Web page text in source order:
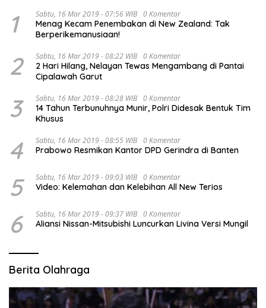
1 Sabtu, 16 Mar 2019 - 07:56 WIB 0 Komentar
Menag Kecam Penembakan di New Zealand: Tak
Berperikemanusiaan!
2 Sabtu, 16 Mar 2019 - 08:22 WIB 0 Komentar
2 Hari Hilang, Nelayan Tewas Mengambang di Pantai
Cipalawah Garut
3 Sabtu, 16 Mar 2019 - 08:28 WIB 0 Komentar
14 Tahun Terbunuhnya Munir, Polri Didesak Bentuk Tim
Khusus
4 Sabtu, 16 Mar 2019 - 08:55 WIB 0 Komentar
Prabowo Resmikan Kantor DPD Gerindra di Banten
5 Sabtu, 16 Mar 2019 - 09:03 WIB 0 Komentar
Video: Kelemahan dan Kelebihan All New Terios
6 Sabtu, 16 Mar 2019 - 09:37 WIB 0 Komentar
Aliansi Nissan-Mitsubishi Luncurkan Livina Versi Mungil
Berita Olahraga